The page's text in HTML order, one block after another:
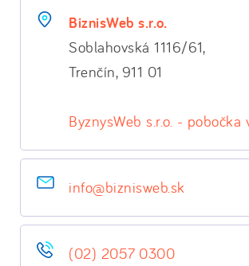
BiznisWeb s.r.o.
Soblahovská 1116/61,
Trenčín, 911 01
ByznysWeb s.r.o. - pobočka
info@biznisweb.sk
(02) 2057 0300